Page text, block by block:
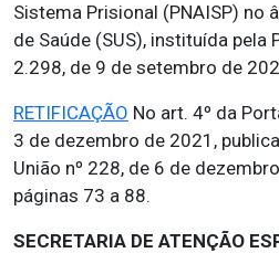
Sistema Prisional (PNAISP) no
de Saúde (SUS), instituída pela
2.298, de 9 de setembro de
RETIFICAÇÃO No art. 4º da
3 de dezembro de 2021,
União nº 228, de 6 de
páginas 73 a 88.
SECRETARIA DE ATENÇÃO